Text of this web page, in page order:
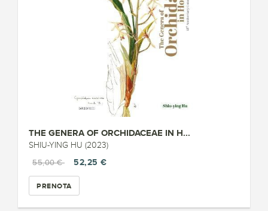
THE GENERA OF ORCHIDACEAE IN H...
SHIU-YING HU (2023)
55,00 €
52,25 €
PRENOTA